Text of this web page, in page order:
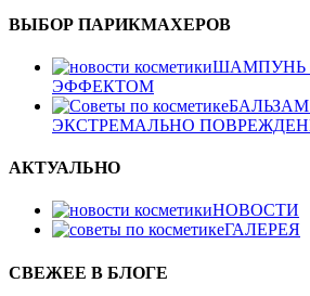
ВЫБОР ПАРИКМАХЕРОВ
ШАМПУНЬ
ЭФФЕКТОМ
ЭКСТРЕМАЛЬНО
АКТУАЛЬНО
НОВОСТИ
ГАЛЕРЕЯ
СВЕЖЕЕ В БЛОГЕ